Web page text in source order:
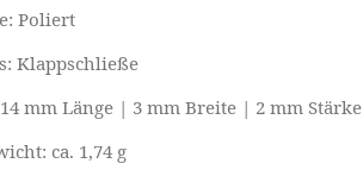
Poliert
Klappschließe
mm Länge | 3 mm Breite | 2 mm Stärke
ca. 1,74 g